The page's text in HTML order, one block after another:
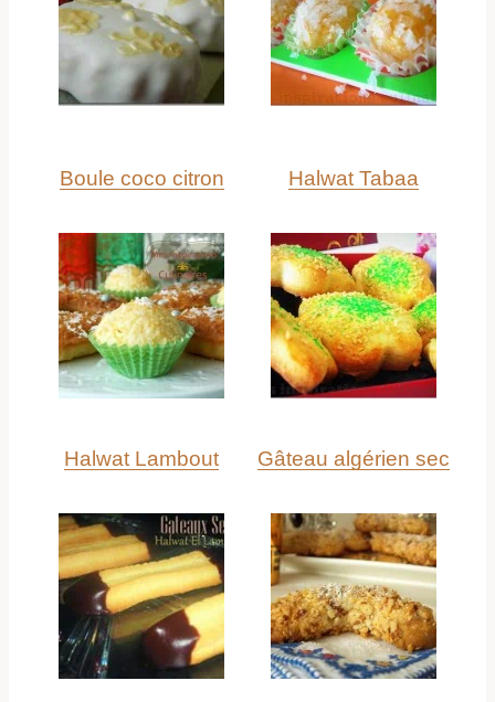
Boule coco citron Halwat Tabaa
Halwat Lambout Gâteau algérien sec